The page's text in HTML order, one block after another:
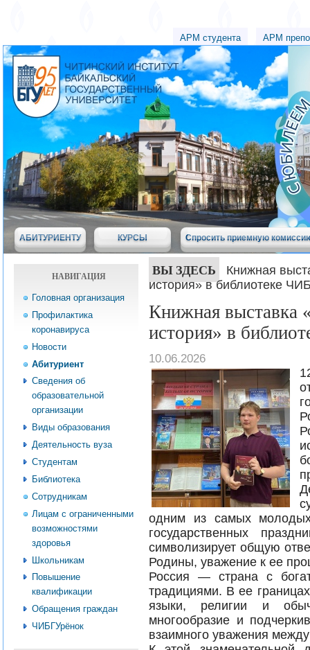
АРМ студента АРМ
АБИТУРИЕНТУ КУРСЫ Спросить приемную
НАВИГАЦИЯ
Головная организация
Профилактика
коронавируса
Новости
Абитуриент
Сведения об
образовательной
организации
Виды образования
Деятельность вуза
Студентам
Библиотека
Сотрудникам
Лицам с ограниченными
возможностями
здоровья
Школьникам
Повышение
квалификации
Обращения граждан
ЧИБГУрёнок
ВЫ ЗДЕСЬ
Книжная
история» в библиотеке
Книжная выставка
история» в
10.06.2026
одним из самых
государственных
символизирует общую
Родины, уважение к ее
Россия — страна с
традициями. В ее
языки, религии и
многообразие и
взаимного уважения